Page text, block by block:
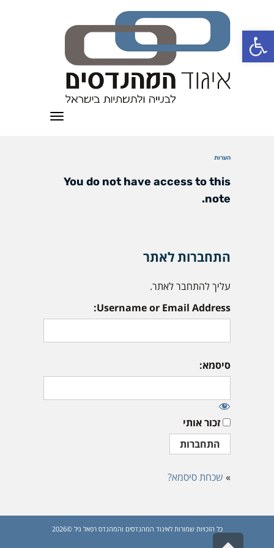
פתח סרגל נגישות
תפריט
הערות
You do not have access to this
note.
התחברות לאתר
עליך להתחבר לאתר.
Username or Email Address:
סיסמא:
זכור אותי
» שכחת סיסמא?
כל הזכויות שמורות לאיגוד המהנדסים והמהנדס רפאל גיל ©2026